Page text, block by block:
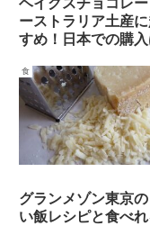
ーストラリア土産
すめ！日本での購入
食
グランメゾン東京
い飯レシピと食べ